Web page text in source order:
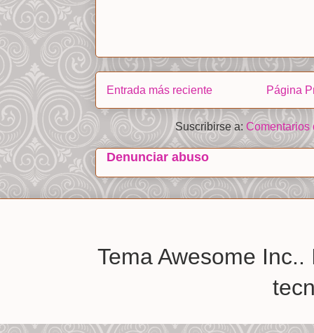
Entrada más reciente Página
Suscribirse a: Comentarios
Denunciar abuso
Tema Awesome